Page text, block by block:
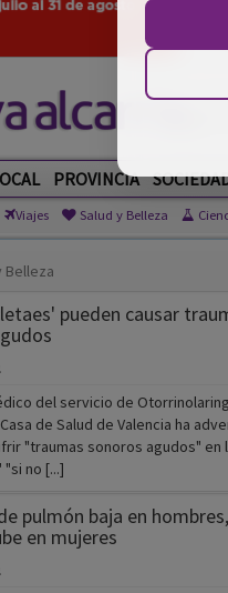
PROVINCIA
Viajes Salud y Belleza
Belleza
pueden causar
del servicio de
de Salud de Valencia ha
"traumas sonoros agudos" en
no [...]
pulmón baja en hombres,
en mujeres